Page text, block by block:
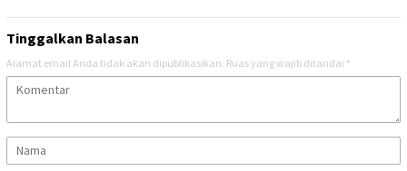
Tinggalkan Balasan
Alamat email Anda tidak akan dipublikasikan. Ruas yang wajib ditandai *